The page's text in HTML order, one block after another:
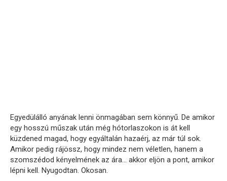
Egyedülálló anyának lenni önmagában sem könnyű. De amikor
egy hosszú műszak után még hótorlaszokon is át kell
küzdened magad, hogy egyáltalán hazaérj, az már túl sok.
Amikor pedig rájössz, hogy mindez nem véletlen, hanem a
szomszédod kényelmének az ára… akkor eljön a pont, amikor
lépni kell. Nyugodtan. Okosan.